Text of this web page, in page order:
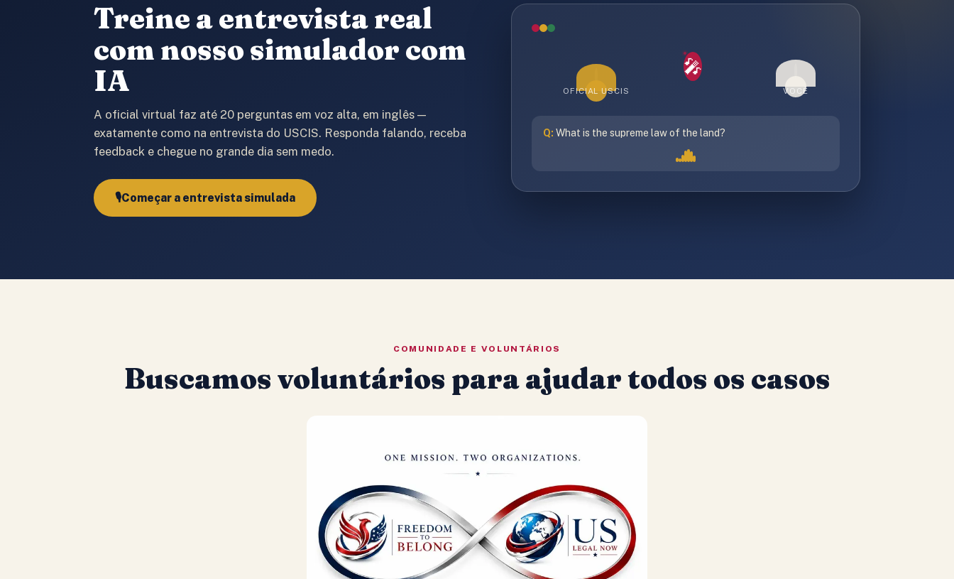
Treine a entrevista real
com nosso simulador com
IA
A oficial virtual faz até 20 perguntas em voz alta, em inglês —
exatamente como na entrevista do USCIS. Responda falando, receba
feedback e chegue no grande dia sem medo.
🎙️Começar a entrevista simulada
OFICIAL USCIS
🎤
VOCÊ
Q: What is the supreme law of the land?
COMUNIDADE E VOLUNTÁRIOS
Buscamos voluntários para ajudar todos os casos